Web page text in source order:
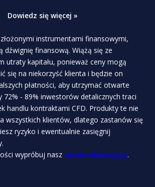
Dowiedz się więcej »
instrumentami finansowymi,
dźwignię finansową. Wiążą się ze
utraty kapitału, ponieważ ceny mogą
się na niekorzyść klienta i będzie on
płatności, aby utrzymać otwarte
72% - 89% inwestorów detalicznych traci
handlu kontraktami CFD. Produkty te nie
wszystkich klientów, dlatego zastanów się
ryzyko i ewentualnie zasięgnij
wypróbuj nasz serwis edukacyjny.